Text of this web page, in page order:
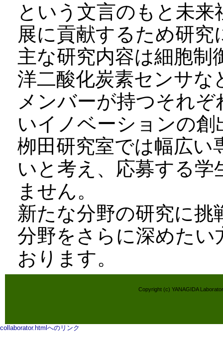
という文言のもと未
展に貢献するため研
主な研究内容は細胞
洋二酸化炭素センサな
メンバーが持つそれ
いイノベーションの
栁田研究室では幅広い
いと考え、応募する
ません。
新たな分野の研究に
分野をさらに深めた
おります。
Copyright (c) YANAGIDA
collaborator.htmlへのリンク